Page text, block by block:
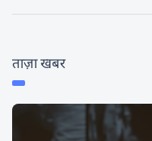
ताज़ा खबर